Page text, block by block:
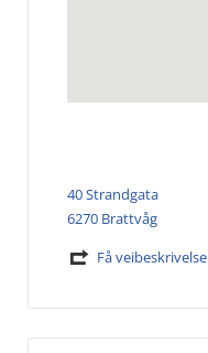
40 Strandgata
6270 Brattvåg
Få veibeskrivelse